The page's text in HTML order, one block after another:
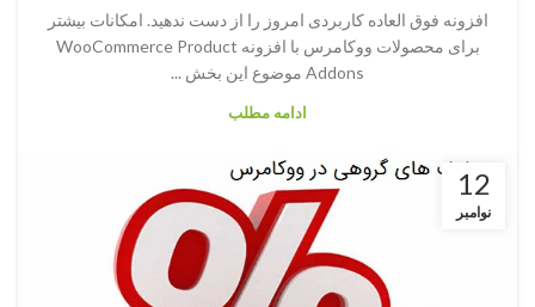
افزونه فوق العاده کاربردی امروز را از دست ندهید. امکانات بیشتر
برای محصولات ووکامرس با افزونه WooCommerce Product
Addons موضوع این بخش ...
ادامه مطلب
12
نوامبر